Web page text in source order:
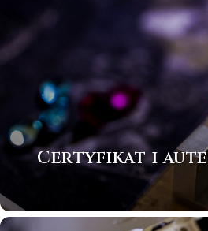
Certyfikat i